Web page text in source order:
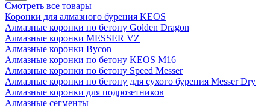
Смотреть все товары
Коронки для алмазного бурения KEOS
Алмазные коронки по бетону Golden Dragon
Алмазные коронки MESSER VZ
Алмазные коронки Bycon
Алмазные коронки по бетону KEOS M16
Алмазные коронки по бетону Speed Messer
Алмазные коронки по бетону для сухого бурения Messer Dry
Алмазные коронки для подрозетников
Алмазные сегменты